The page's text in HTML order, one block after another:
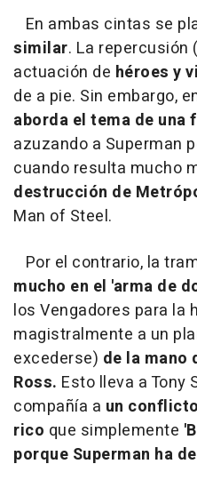
En ambas cintas se
similar. La repercusión
actuación de héroes y
de a pie. Sin embargo,
aborda el tema de una
azuzando a Superman
cuando resulta mucho
destrucción de
Man of Steel.
Por el contrario, la
mucho en el 'arma de
los Vengadores para la
magistralmente a un
excederse) de la mano
Ross. Esto lleva a Tony
compañía a un
rico que simplemente
porque Superman ha